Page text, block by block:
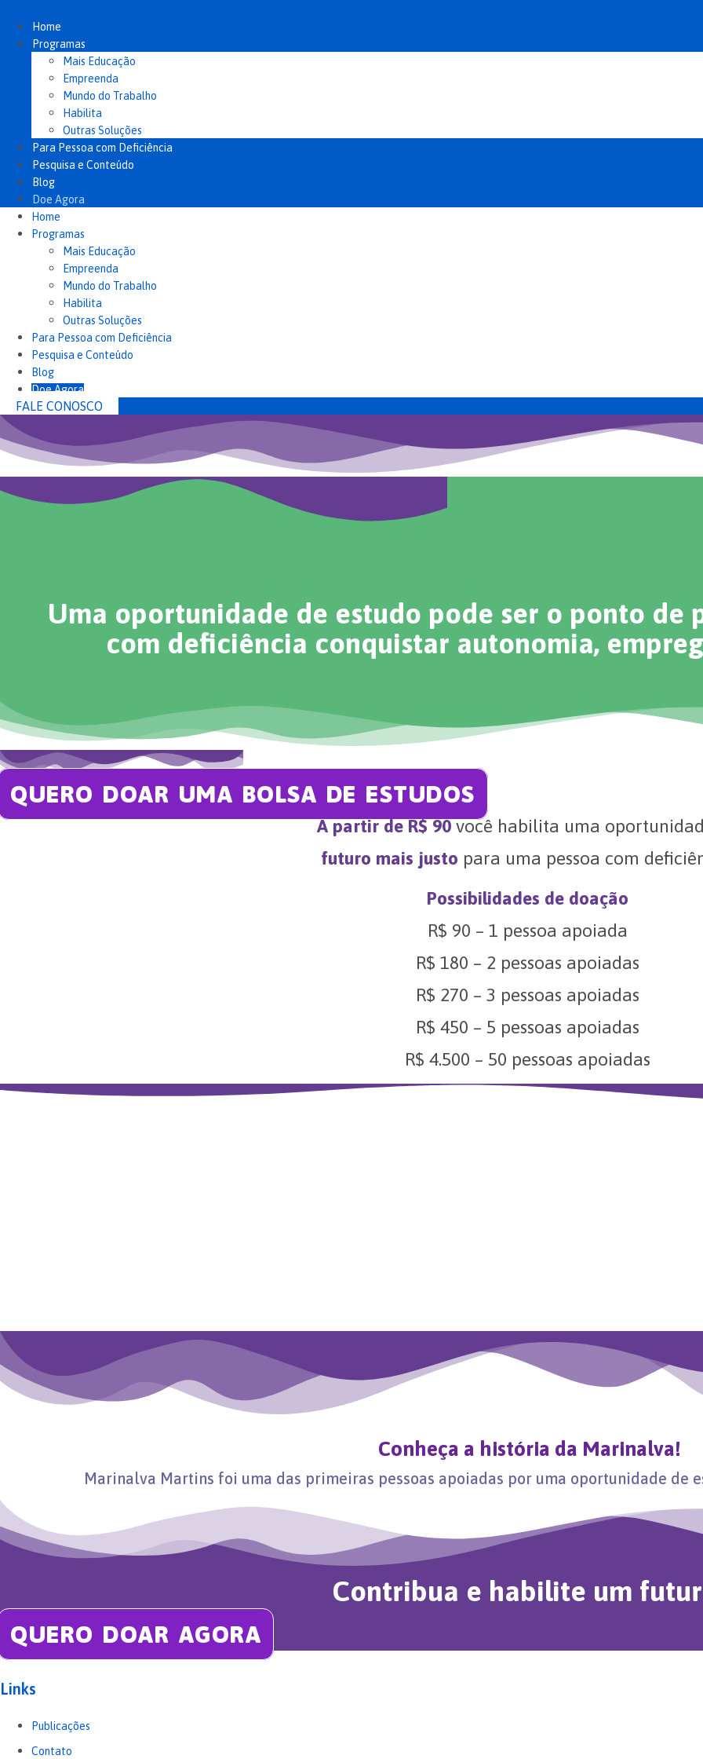
para
conteúdo
Home
Programas
Mais Educação
Empreenda
Mundo do Trabalho
Habilita
Outras Soluções
Para Pessoa com Deficiência
Pesquisa e Conteúdo
Blog
Doe Agora
Home
Programas
Mais Educação
Empreenda
Mundo do Trabalho
Habilita
Outras Soluções
Para Pessoa com Deficiência
Pesquisa e Conteúdo
Blog
Doe Agora
FALE CONOSCO
Uma oportunidade de estudo pode ser o ponto de
com deficiência conquistar autonomia,
QUERO DOAR UMA BOLSA DE ESTUDOS
A partir de R$ 90você habilita uma
futuro mais justo para uma pessoa com
Possibilidades de doação
R$ 90 – 1 pessoa apoiada
R$ 180 – 2 pessoas apoiadas
R$ 270 – 3 pessoas apoiadas
R$ 450 – 5 pessoas apoiadas
R$ 4.500 – 50 pessoas apoiadas
Conheça a história da Marinalva!
Marinalva Martins foi uma das primeiras pessoas apoiadas por uma oportunidade de
Contribua e habilite um
QUERO DOAR AGORA
Links
Publicações
Contato